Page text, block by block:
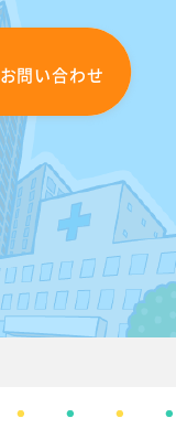
お問い合わせ